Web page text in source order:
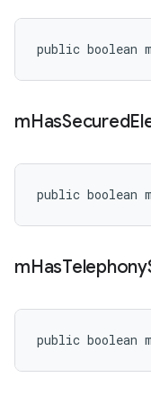
public boolean
mHasSecured
public boolean
mHasTelephony
public boolean